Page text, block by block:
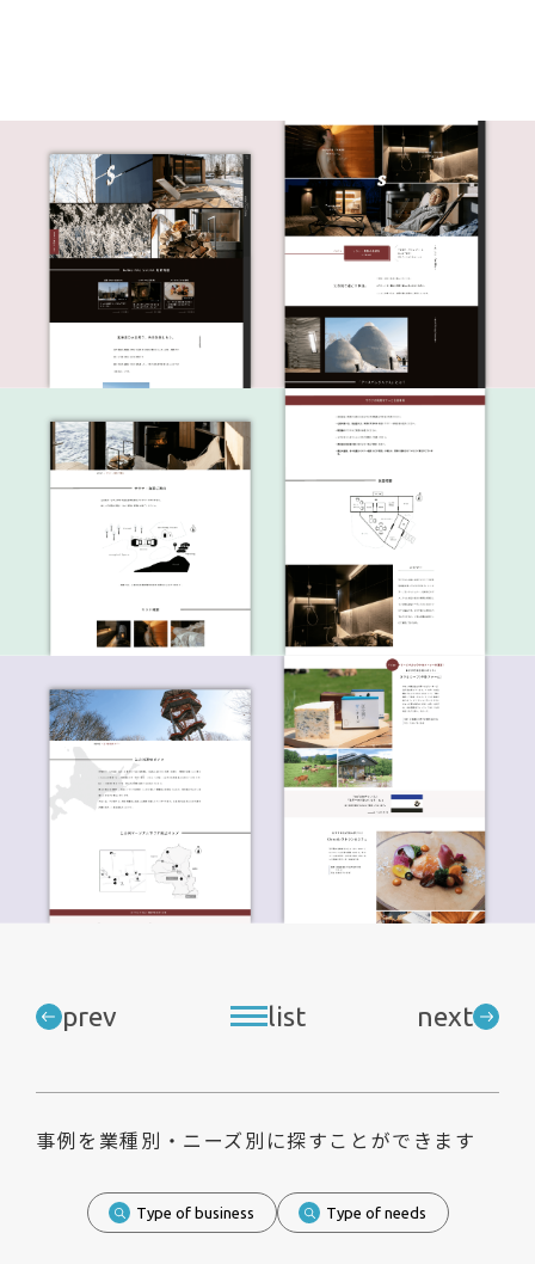
prev list next
事例を業種別・ニーズ別に探すことができます
Type of business Type of needs